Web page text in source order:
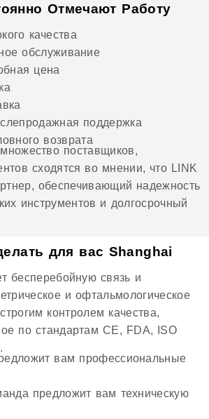
Отмечают Работу
качества
обслуживание
цена
поддержка
возврата
поставщиков,
сходятся во мнении, что LINK
обеспечивающий надежность
инструментов и долгосрочный
для вас Shanghai
бесперебойную связь и
и офтальмологическое
контролем качества,
по стандартам CE, FDA, ISO
вам профессиональные
предложит вам техническую